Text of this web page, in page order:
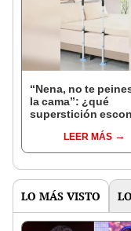
“Nena, no te
la cama”: ¿qué
superstición
Enanitos Verdes?
LEER MÁS
LO MÁS VISTO